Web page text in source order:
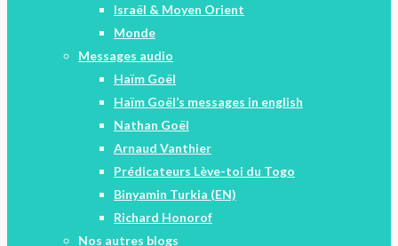
Israël & Moyen Orient
Monde
Messages audio
Haïm Goël
Haïm Goël’s messages in english
Nathan Goël
Arnaud Vanthier
Prédicateurs Lève-toi du Togo
Binyamin Turkia (EN)
Richard Honorof
Nos autres blogs